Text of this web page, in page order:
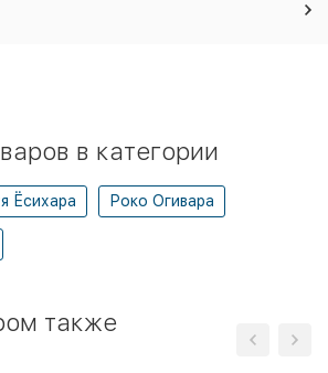
в категории
Ёсихара Роко Огивара
также